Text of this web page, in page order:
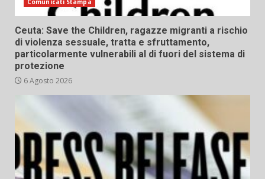
Comunicati Stampa
Ceuta: Save the Children, ragazze migranti a rischio
di violenza sessuale, tratta e sfruttamento,
particolarmente vulnerabili al di fuori del sistema di
protezione
6 Agosto 2026